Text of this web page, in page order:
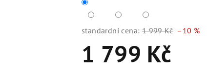
standardní cena: 1 999 Kč –10 %
1 799 Kč